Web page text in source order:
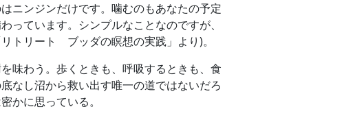
ニンジンだけです。噛むのもあなたの予定
ています。シンプルなことなのですが、
トリート ブッダの瞑想の実践」より)。
味わう。歩くときも、呼吸するときも、食
なし沼から救い出す唯一の道ではないだろ
かに思っている。